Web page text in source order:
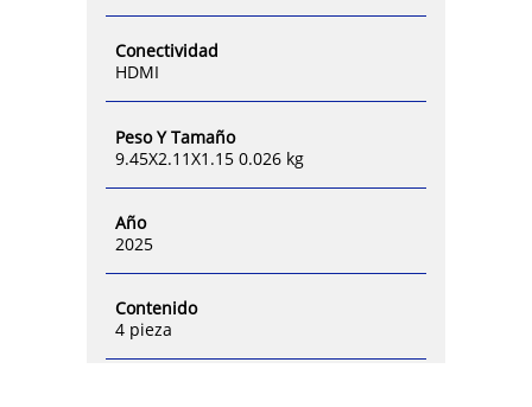
Conectividad
HDMI
Peso Y Tamaño
9.45X2.11X1.15 0.026 kg
Año
2025
Contenido
4 pieza